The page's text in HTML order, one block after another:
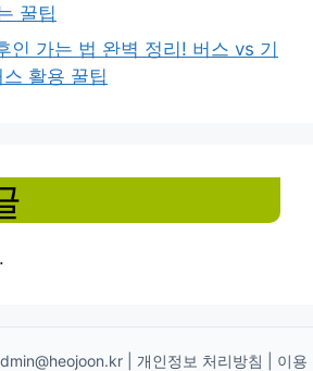
꿀팁
인 가는 법 완벽 정리! 버스 vs 기
활용 꿀팁
| 개인정보 처리방침 이용